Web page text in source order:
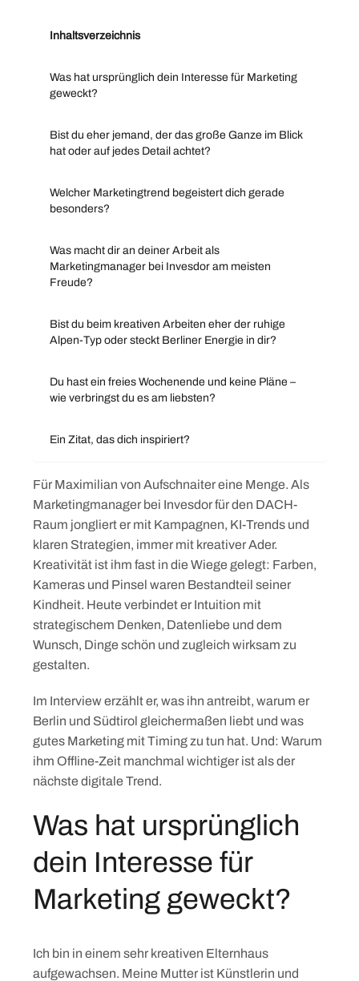
Inhaltsverzeichnis
Was hat ursprünglich dein Interesse für Marketing
geweckt?
Bist du eher jemand, der das große Ganze im Blick
hat oder auf jedes Detail achtet?
Welcher Marketingtrend begeistert dich gerade
besonders?
Was macht dir an deiner Arbeit als
Marketingmanager bei Invesdor am meisten
Freude?
Bist du beim kreativen Arbeiten eher der ruhige
Alpen-Typ oder steckt Berliner Energie in dir?
Du hast ein freies Wochenende und keine Pläne –
wie verbringst du es am liebsten?
Ein Zitat, das dich inspiriert?
Für Maximilian von Aufschnaiter eine Menge. Als
Marketingmanager bei Invesdor für den DACH-
Raum jongliert er mit Kampagnen, KI-Trends und
klaren Strategien, immer mit kreativer Ader.
Kreativität ist ihm fast in die Wiege gelegt: Farben,
Kameras und Pinsel waren Bestandteil seiner
Kindheit. Heute verbindet er Intuition mit
strategischem Denken, Datenliebe und dem
Wunsch, Dinge schön und zugleich wirksam zu
gestalten.
Im Interview erzählt er, was ihn antreibt, warum er
Berlin und Südtirol gleichermaßen liebt und was
gutes Marketing mit Timing zu tun hat. Und: Warum
ihm Offline-Zeit manchmal wichtiger ist als der
nächste digitale Trend.
Was hat ursprünglich
dein Interesse für
Marketing geweckt?
Ich bin in einem sehr kreativen Elternhaus
aufgewachsen. Meine Mutter ist Künstlerin und